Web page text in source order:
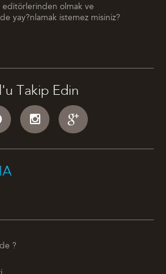
editörlerinden olmak ve
yay?nlamak istemez misiniz?
Takip Edin
?